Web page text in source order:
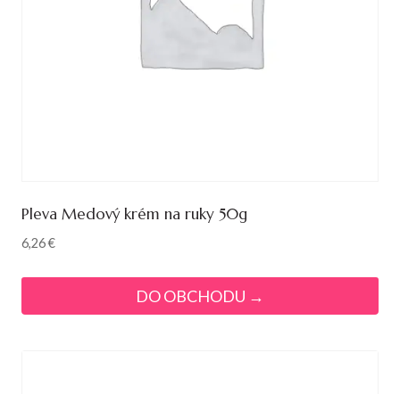
Pleva Medový krém na ruky 50g
6,26€
DO OBCHODU →